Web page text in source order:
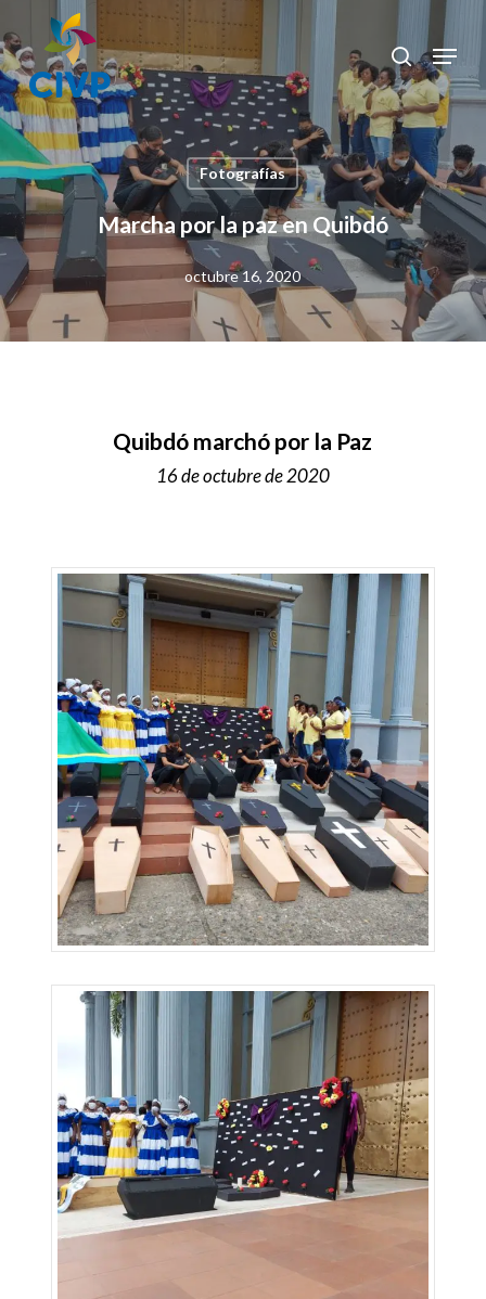
to
main
content
search
Menu
Fotografías
Marcha por la paz en Quibdó
octubre 16, 2020
Quibdó marchó por la Paz
16 de octubre de 2020
Close
Menu